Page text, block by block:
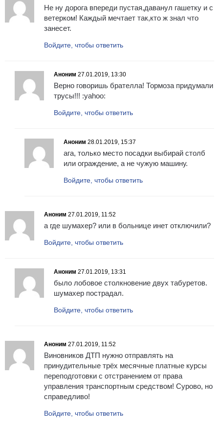
Не ну дорога впереди пустая,даванул гашетку и с
ветерком! Каждый мечтает так,кто ж знал что
занесет.
Войдите, чтобы ответить
Аноним 27.01.2019, 13:30
Верно говоришь брателла! Тормоза придумали
трусы!!! :yahoo:
Войдите, чтобы ответить
Аноним 28.01.2019, 15:37
ага, только место посадки выбирай столб
или ограждение, а не чужую машину.
Войдите, чтобы ответить
Аноним 27.01.2019, 11:52
а где шумахер? или в больнице инет отключили?
Войдите, чтобы ответить
Аноним 27.01.2019, 13:31
было лобовое столкновение двух табуретов.
шумахер пострадал.
Войдите, чтобы ответить
Аноним 27.01.2019, 11:52
Виновников ДТП нужно отправлять на
принудительные трёх месячные платные курсы
переподготовки с отстранением от права
управления транспортным средством! Сурово, но
справедливо!
Войдите, чтобы ответить